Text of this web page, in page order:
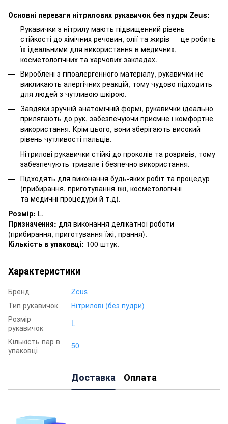
Основні переваги нітрилових рукавичок без пудри Zeus:
Рукавички з нітрилу мають підвищенний рівень
стійкості до хімічних речовин, олії та жирів — це робить
їх ідеальними для використання в медичних,
косметологічних та харчових закладах.
Вироблені з гіпоалергенного матеріалу, рукавички не
викликають алергічних реакцій, тому чудово підходить
для людей з чутливою шкірою.
Завдяки зручній анатомічній формі, рукавички ідеально
прилягають до рук, забезпечуючи приємне і комфортне
використання. Крім цього, вони зберігають високий
рівень чутливості пальців.
Нітрилові рукавички стійкі до проколів та розривів, тому
забезпечують тривале і безпечно використання.
Підходять для виконання будь-яких робіт та процедур
(прибирання, приготування їжі, косметологічні
та медичні процедури й т.д).
Розмір: L.
Призначення: для виконання делікатної роботи
(прибирання, приготування їжі, прання).
Кількість в упаковці: 100 штук.
Характеристики
Бренд
Zeus
Тип рукавичок
Нітрилові (без пудри)
Розмір
рукавичок
L
Кількість пар в
упаковці
50
Доставка Оплата